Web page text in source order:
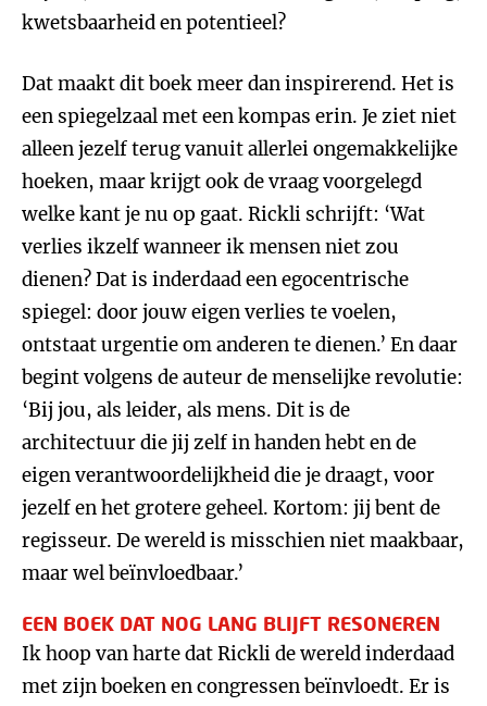
kwetsbaarheid en potentieel?
Dat maakt dit boek meer dan inspirerend. Het is
een spiegelzaal met een kompas erin. Je ziet niet
alleen jezelf terug vanuit allerlei ongemakkelijke
hoeken, maar krijgt ook de vraag voorgelegd
welke kant je nu op gaat. Rickli schrijft: ‘Wat
verlies ikzelf wanneer ik mensen niet zou
dienen? Dat is inderdaad een egocentrische
spiegel: door jouw eigen verlies te voelen,
ontstaat urgentie om anderen te dienen.’ En daar
begint volgens de auteur de menselijke revolutie:
‘Bij jou, als leider, als mens. Dit is de
architectuur die jij zelf in handen hebt en de
eigen verantwoordelijkheid die je draagt, voor
jezelf en het grotere geheel. Kortom: jij bent de
regisseur. De wereld is misschien niet maakbaar,
maar wel beïnvloedbaar.’
EEN BOEK DAT NOG LANG BLIJFT RESONEREN
Ik hoop van harte dat Rickli de wereld inderdaad
met zijn boeken en congressen beïnvloedt. Er is